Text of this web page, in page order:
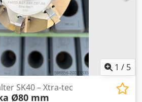
1 / 5
SK40 – Xtra-tec
Ø80 mm